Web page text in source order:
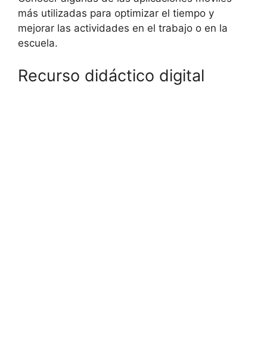
más utilizadas para optimizar el tiempo y
mejorar las actividades en el trabajo o en la
escuela.
Recurso didáctico digital